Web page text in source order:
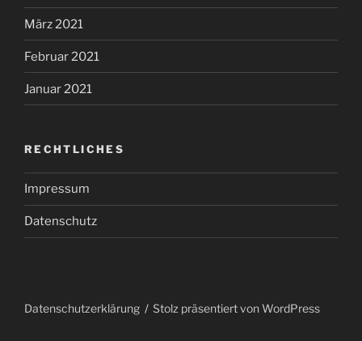
März 2021
Februar 2021
Januar 2021
RECHTLICHES
Impressum
Datenschutz
Datenschutzerklärung Stolz präsentiert von WordPress